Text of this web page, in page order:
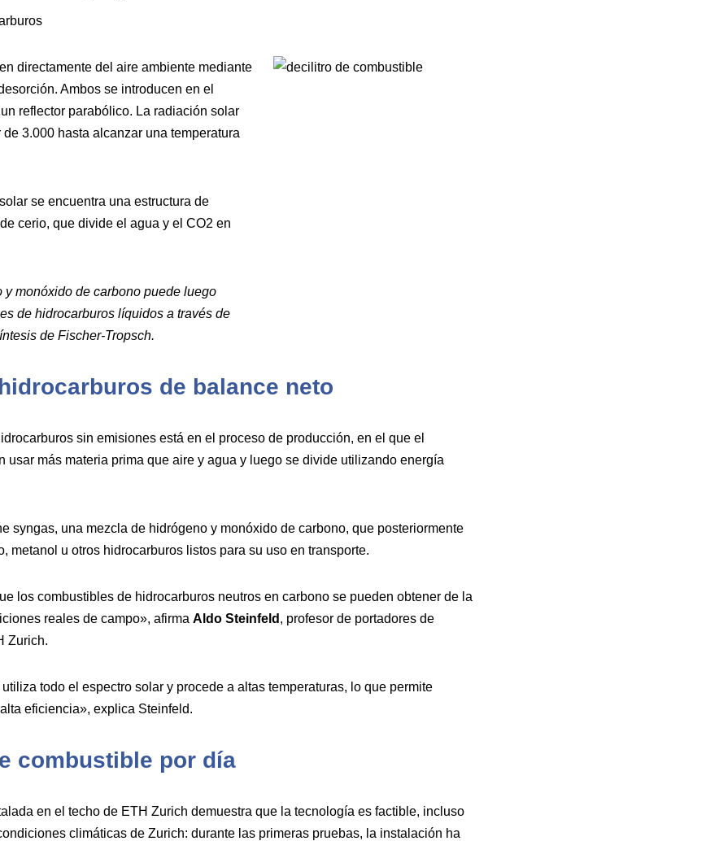
directamente del aire ambiente mediante
Ambos se introducen en el
reflector parabólico. La radiación solar
3.000 hasta alcanzar una temperatura
se encuentra una estructura de
cerio, que divide el agua y el CO2 en
monóxido de carbono puede luego
de hidrocarburos líquidos a través de
de Fischer-Tropsch.
de balance neto
sin emisiones está en el proceso de producción, en el que el
usar más materia prima que aire y agua y luego se divide utilizando energía
syngas, una mezcla de hidrógeno y monóxido de carbono, que posteriormente
metanol u otros hidrocarburos listos para su uso en transporte.
los combustibles de hidrocarburos neutros en carbono se pueden obtener de la
reales de campo», afirma Aldo Steinfeld , profesor de portadores de
Zurich.
todo el espectro solar y procede a altas temperaturas, lo que permite
eficiencia», explica Steinfeld.
combustible por día
en el techo de ETH Zurich demuestra que la tecnología es factible, incluso
climáticas de Zurich: durante las primeras pruebas, la instalación ha